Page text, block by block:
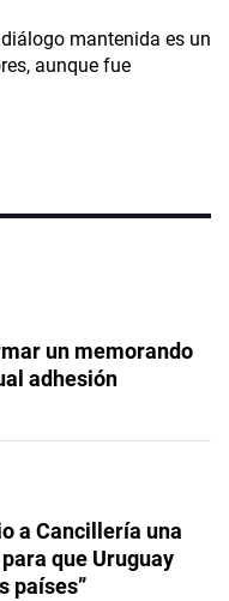
mantenida es un
aunque fue
un memorando
adhesión
a Cancillería una
que Uruguay
países”